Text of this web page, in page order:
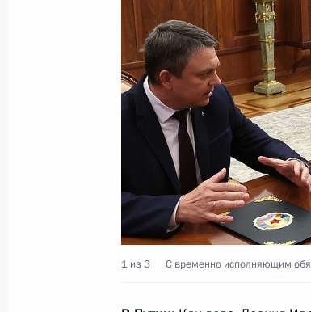
Российско-турецкие
4 сентября 2023 года, 13:20 Сочи
1 сентября 2023 года,
Открытый урок «Разговор
1 сентября 2023 года, 17:50
в регионах России
1 из 3 С временно исполняющим